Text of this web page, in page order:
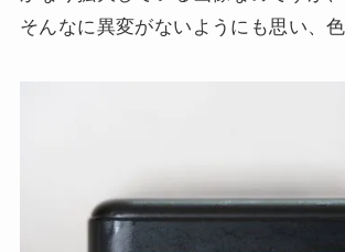
そんなに異変がないようにも思い、色